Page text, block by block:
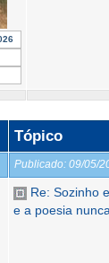
Tópico
Publicado: 09/05/
Re: Sozinho
e a poesia